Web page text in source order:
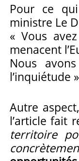
Pour ce
ministre Le
« Vous
menacent
Nous
l’inquiétude
Autre
l’article fait
territoire